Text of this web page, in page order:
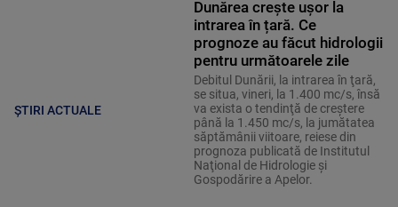
ȘTIRI ACTUALE
Dunărea crește ușor la
intrarea în țară. Ce
prognoze au făcut hidrologii
pentru următoarele zile
Debitul Dunării, la intrarea în ţară,
se situa, vineri, la 1.400 mc/s, însă
va exista o tendinţă de creştere
până la 1.450 mc/s, la jumătatea
săptămânii viitoare, reiese din
prognoza publicată de Institutul
Naţional de Hidrologie şi
Gospodărire a Apelor.